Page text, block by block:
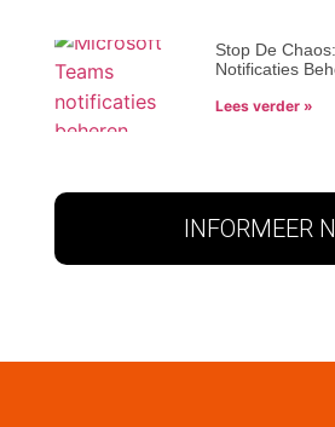
Stop De
Notificaties
Lees verder »
INFORMEER